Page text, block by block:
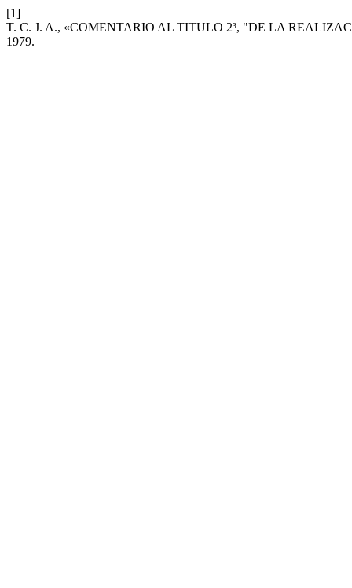
[1]
T. C. J. A., «COMENTARIO AL TITULO 2³, "DE LA
1979.